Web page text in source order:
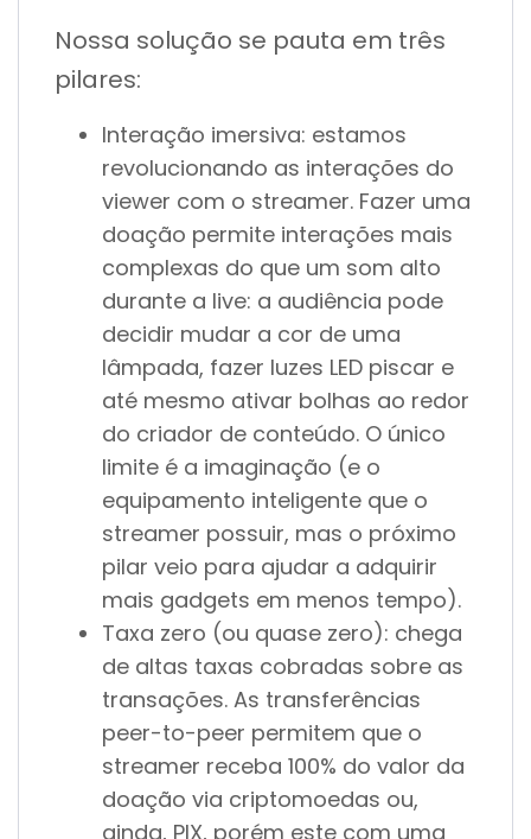
Nossa solução se pauta em três
pilares:
Interação imersiva: estamos
revolucionando as interações do
viewer com o streamer. Fazer uma
doação permite interações mais
complexas do que um som alto
durante a live: a audiência pode
decidir mudar a cor de uma
lâmpada, fazer luzes LED piscar e
até mesmo ativar bolhas ao redor
do criador de conteúdo. O único
limite é a imaginação (e o
equipamento inteligente que o
streamer possuir, mas o próximo
pilar veio para ajudar a adquirir
mais gadgets em menos tempo).
Taxa zero (ou quase zero): chega
de altas taxas cobradas sobre as
transações. As transferências
peer-to-peer permitem que o
streamer receba 100% do valor da
doação via criptomoedas ou,
ainda, PIX, porém este com uma